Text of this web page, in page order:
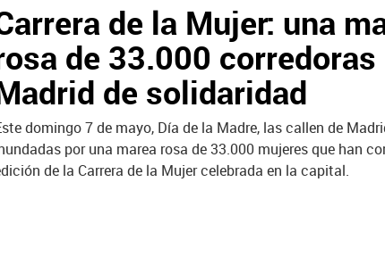
de la Mujer: una
de 33.000 corredoras
de solidaridad
domingo 7 de mayo, Día de la Madre, las callen de
por una marea rosa de 33.000 mujeres que han
de la Carrera de la Mujer celebrada en la capital.